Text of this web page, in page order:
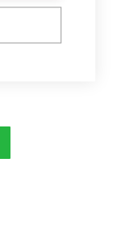
Volwassen